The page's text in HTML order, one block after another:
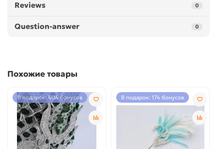
Reviews 0
Question-answer 0
Похожие товары
В подарок: 404 бонусов В подарок: 174 бонусов